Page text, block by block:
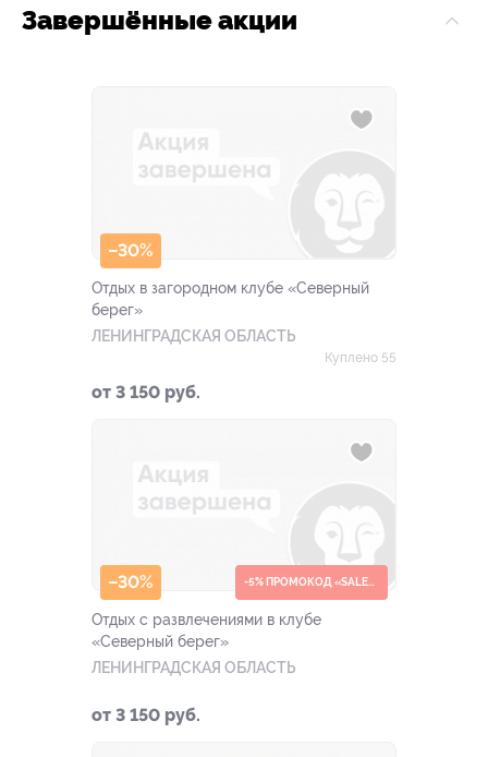
Завершённые акции
–30%
Отдых в загородном клубе «Северный
берег»
ЛЕНИНГРАДСКАЯ ОБЛАСТЬ
от 3 150 руб.
Куплено 55
–30%
Отдых с развлечениями в клубе
«Северный берег»
ЛЕНИНГРАДСКАЯ ОБЛАСТЬ
от 3 150 руб.